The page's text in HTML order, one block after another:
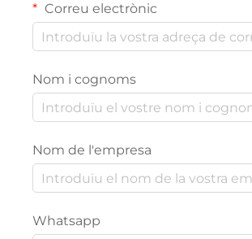
Correu electrònic
Nom i cognoms
Nom de l'empresa
Whatsapp